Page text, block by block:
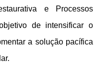
e Processos
de intensificar o
a solução pacífica